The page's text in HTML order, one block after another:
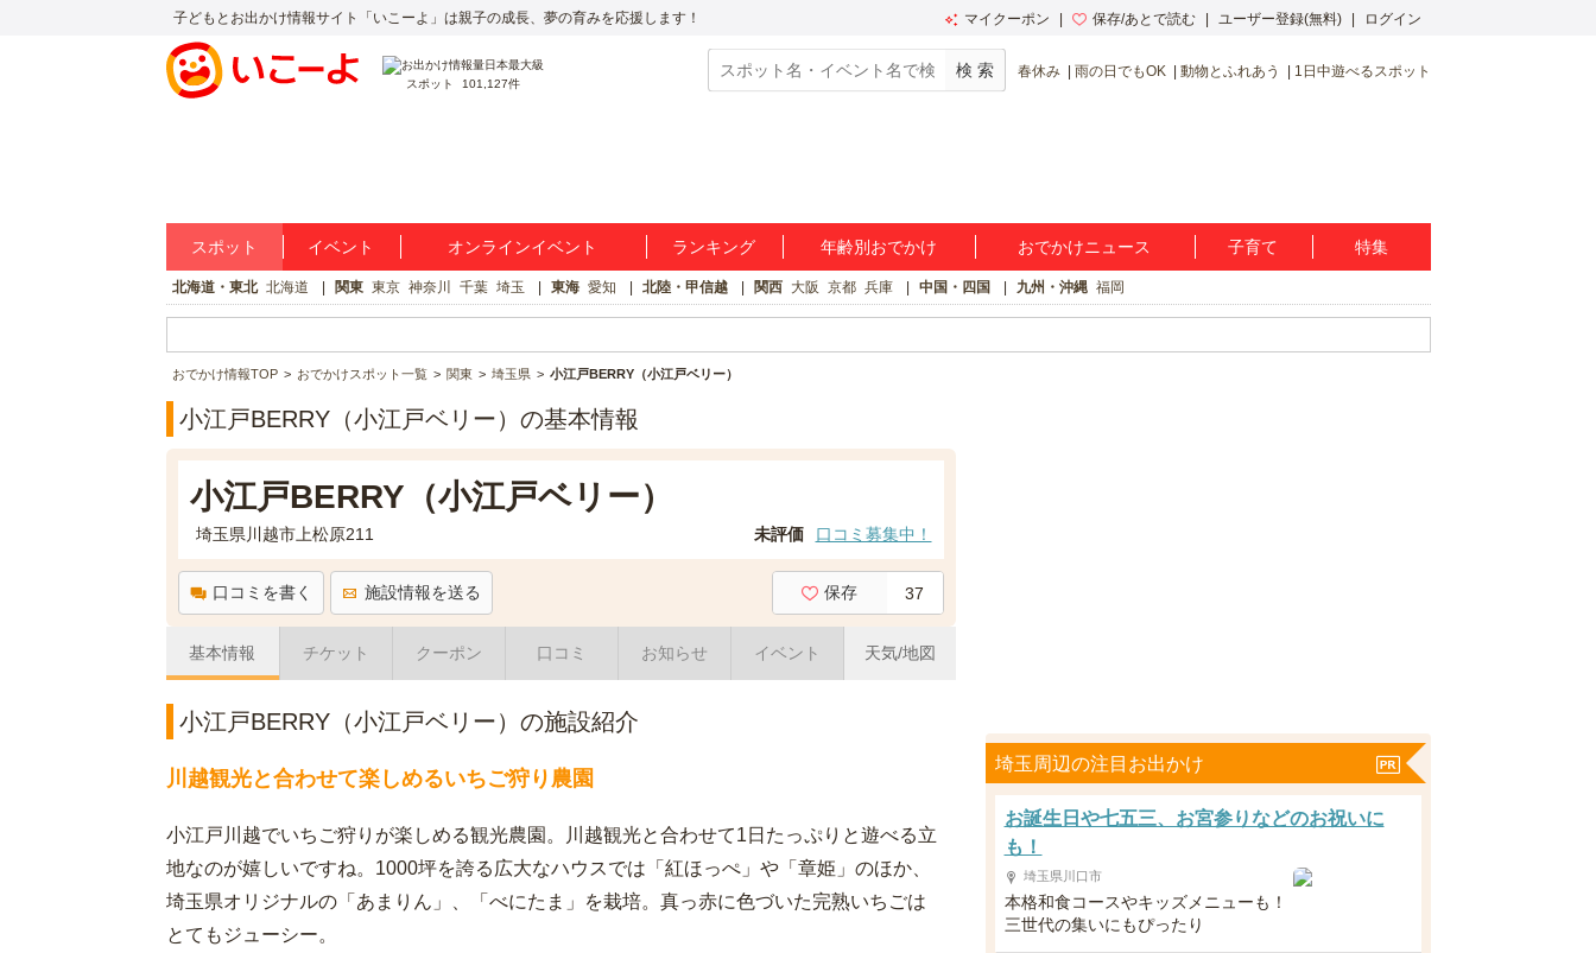
子どもとお出かけ情報サイト「いこーよ」は親子の成長、夢の育みを応援します！ マイクーポン 保存/あとで読む ユーザー登録(無料) ログイン
スポット 101,127件
春休み 雨の日でもOK 動物とふれあう 1日中遊べるスポット
スポット イベント オンラインイベント ランキング 年齢別おでかけ おでかけニュース 子育て 特集
北海道・東北 北海道 関東 東京 神奈川 千葉 埼玉 東海 愛知 北陸・甲信越 関西 大阪 京都 兵庫 中国・四国 九州・沖縄 福岡
おでかけ情報TOP おでかけスポット一覧 関東 埼玉県 小江戸BERRY（小江戸ベリー）
小江戸BERRY（小江戸ベリー）の基本情報
小江戸BERRY（小江戸ベリー）
埼玉県川越市上松原211 未評価 口コミ募集中！
口コミを書く 施設情報を送る 保存 37
基本情報 チケット クーポン 口コミ お知らせ イベント 天気/地図
小江戸BERRY（小江戸ベリー）の施設紹介
川越観光と合わせて楽しめるいちご狩り農園
小江戸川越でいちご狩りが楽しめる観光農園。川越観光と合わせて1日たっぷりと遊べる立
地なのが嬉しいですね。1000坪を誇る広大なハウスでは「紅ほっぺ」や「章姫」のほか、
埼玉県オリジナルの「あまりん」、「べにたま」を栽培。真っ赤に色づいた完熟いちごは
とてもジューシー。
埼玉周辺の注目お出かけ
お誕生日や七五三、お宮参りなどのお祝いに
も！
埼玉県川口市
本格和食コースやキッズメニューも！
三世代の集いにもぴったり